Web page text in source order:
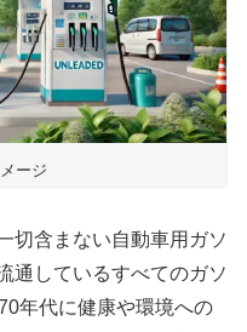
ージ
切含まない自動車用ガソ
通しているすべてのガソ
年代に健康や環境への